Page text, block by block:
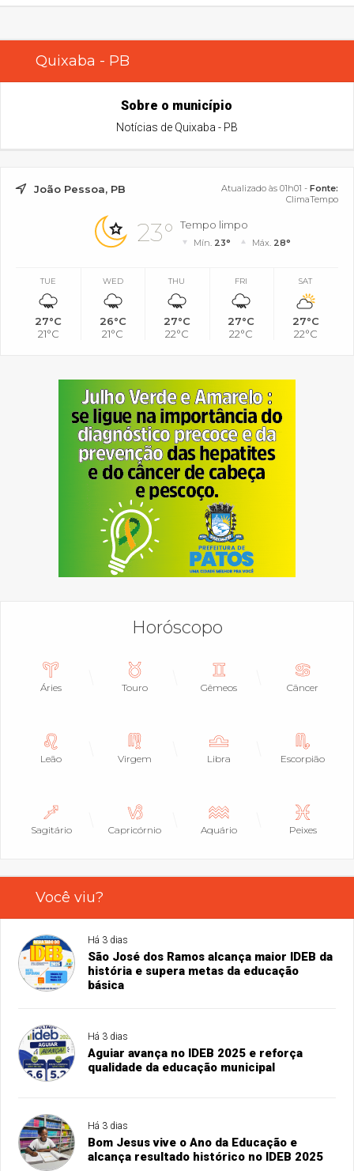
Quixaba - PB
Sobre o município
Notícias de Quixaba - PB
João Pessoa, PB Atualizado às 01h01 - Fonte:
ClimaTempo
23° Tempo limpo
Mín. 23° Máx. 28°
TUE
27°C
21°C
WED
26°C
21°C
THU
27°C
22°C
FRI
27°C
22°C
SAT
27°C
22°C
Horóscopo
Áries Touro Gêmeos Câncer
Leão Virgem Libra Escorpião
Sagitário Capricórnio Aquário Peixes
Você viu?
Há 3 dias
São José dos Ramos alcança maior IDEB da
história e supera metas da educação
básica
Há 3 dias
Aguiar avança no IDEB 2025 e reforça
qualidade da educação municipal
Há 3 dias
Bom Jesus vive o Ano da Educação e
alcança resultado histórico no IDEB 2025